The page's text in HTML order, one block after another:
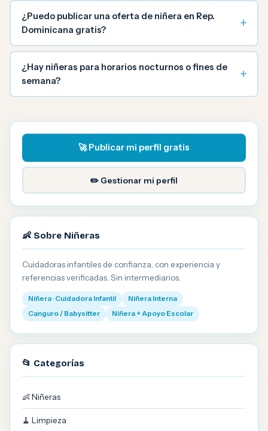
¿Puedo publicar una oferta de niñera en Rep.
Dominicana gratis?
+
¿Hay niñeras para horarios nocturnos o fines de
semana?
+
🚀 Publicar mi perfil gratis
✏️ Gestionar mi perfil
👶 Sobre Niñeras
Cuidadoras infantiles de confianza, con experiencia y
referencias verificadas. Sin intermediarios.
Niñera · Cuidadora Infantil
Niñera Interna
Canguro / Babysitter
Niñera + Apoyo Escolar
📂 Categorías
👶 Niñeras
🧹 Limpieza